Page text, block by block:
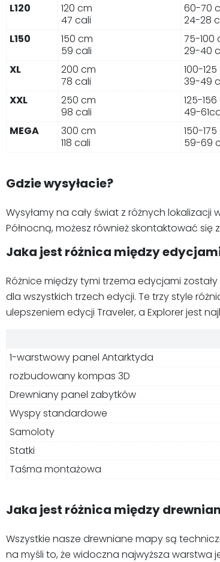
L120
120 cm
47 cali
60-70
24-28
L150
150 cm
59 cali
75-100
29-40
XL
200 cm
78 cali
100-
39-49
XXL
250 cm
98 cali
125-
49-
MEGA
300 cm
118 cali
150-
59-69
Gdzie wysyłacie?
Wysyłamy na cały świat z różnych lokalizacji
Północną, możesz również skontaktować się z
Jaka jest różnica między edycjami
Różnice między tymi trzema edycjami
dla wszystkich trzech edycji. Te trzy style
ulepszeniem edycji Traveler, a Explorer jest
1-warstwowy panel Antarktyda
rozbudowany kompas 3D
Drewniany panel zabytków
Wyspy standardowe
Samoloty
Statki
Taśma montażowa
Jaka jest różnica między
Wszystkie nasze drewniane mapy są
na myśli to, że widoczna najwyższa warstwa